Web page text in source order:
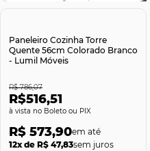
Paneleiro Cozinha Torre
Quente 56cm Colorado Branco
- Lumil Móveis
R$516,51
no Boleto ou PIX
R$ 786,07
R$ 573,90
12x de R$ 47,83sem juros